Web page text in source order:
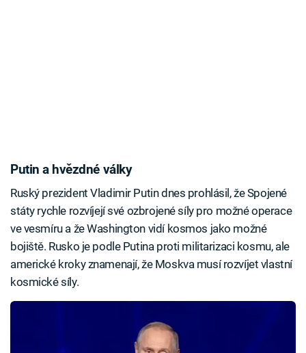
Putin a hvězdné války
Ruský prezident Vladimir Putin dnes prohlásil, že Spojené
státy rychle rozvíjejí své ozbrojené síly pro možné operace
ve vesmíru a že Washington vidí kosmos jako možné
bojiště. Rusko je podle Putina proti militarizaci kosmu, ale
americké kroky znamenají, že Moskva musí rozvíjet vlastní
kosmické síly.